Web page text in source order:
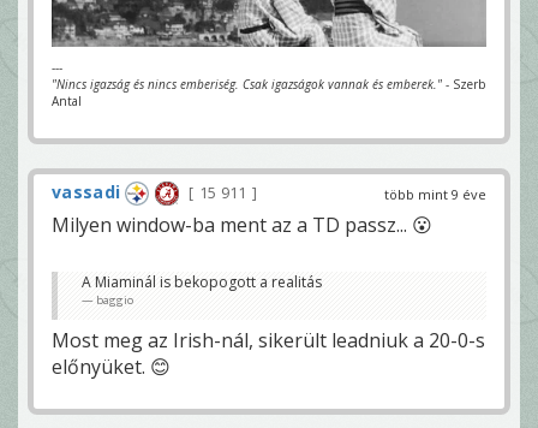
---
"Nincs igazság és nincs emberiség. Csak igazságok vannak és emberek." - Szerb
Antal
több mint 9 éve
vassadi 15 911
Milyen window-ba ment az a TD passz... 😮
A Miaminál is bekopogott a realitás
baggio
Most meg az Irish-nál, sikerült leadniuk a 20-0-s
előnyüket. 😊